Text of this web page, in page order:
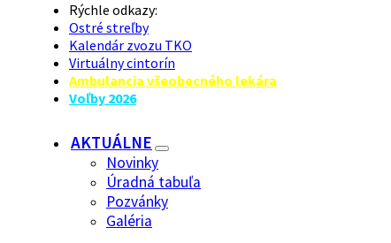
Rýchle odkazy:
Ostré streľby
Kalendár zvozu TKO
Virtuálny cintorín
Ambulancia všeobecného lekára
Voľby 2026
AKTUÁLNE
Novinky
Úradná tabuľa
Pozvánky
Galéria